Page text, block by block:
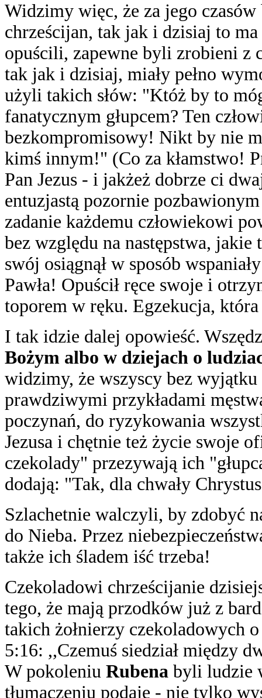
Widzimy więc, że za jego
chrześcijan, tak jak i dzisiaj to
opuścili, zapewne byli zrobieni z
tak jak i dzisiaj, miały pełno
użyli takich słów: "Któż by to
fanatycznym głupcem? Ten
bezkompromisowy! Nikt by nie
kimś innym!" (Co za kłamstwo!
Pan Jezus - i jakżeż dobrze ci
entuzjastą pozornie
zadanie każdemu człowiekowi
bez względu na następstwa,
swój osiągnął w sposób
Pawła! Opuścił ręce swoje i
toporem w ręku. Egzekucja,
I tak idzie dalej opowieść.
Bożym albo w dziejach o
widzimy, że wszyscy bez
prawdziwymi przykładami
poczynań, do ryzykowania
Jezusa i chętnie też życie swoje
czekolady" przezywają ich
dodają: "Tak, dla chwały
Szlachetnie walczyli, by zdobyć
do Nieba. Przez
także ich śladem iść trzeba!
Czekoladowi chrześcijanie
tego, że mają przodków już z
takich żołnierzy czekoladowych
5:16: ,,Czemuś siedział między
W pokoleniu Rubena byli ludzie
tłumaczeniu podaje - nie tylko